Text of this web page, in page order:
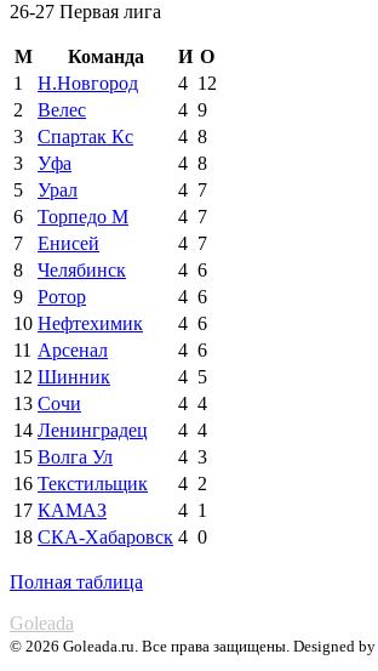
26-27 Первая лига
М Команда И О
1
Н.Новгород 4 12
2
Велес 4 9
3
Спартак Кс 4 8
3
Уфа 4 8
5
Урал 4 7
6
Торпедо М 4 7
7
Енисей 4 7
8
Челябинск 4 6
9
Ротор 4 6
10 Нефтехимик 4 6
11 Арсенал 4 6
12 Шинник 4 5
13 Сочи 4 4
14 Ленинградец 4 4
15 Волга Ул 4 3
16 Текстильщик 4 2
17 КАМАЗ 4 1
18 СКА-Хабаровск 4 0
Полная таблица
Goleada
© 2026 Goleada.ru. Все права защищены. Designed by